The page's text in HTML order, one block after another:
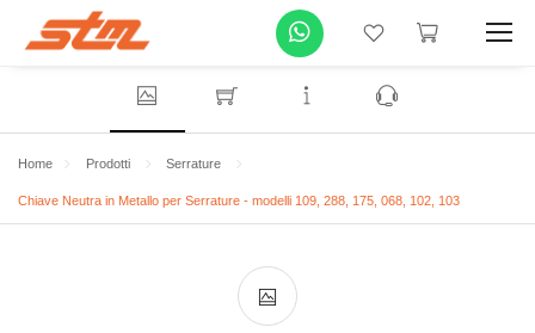
Home Prodotti Serrature
Chiave Neutra in Metallo per Serrature - modelli 109, 288, 175, 068, 102, 103